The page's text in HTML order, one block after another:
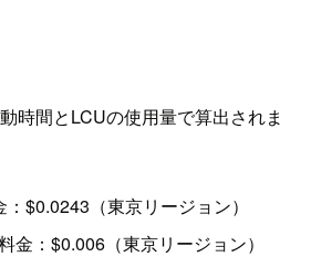
時間とLCUの使用量で算出されま
$0.0243（東京リージョン）
金：$0.006（東京リージョン）